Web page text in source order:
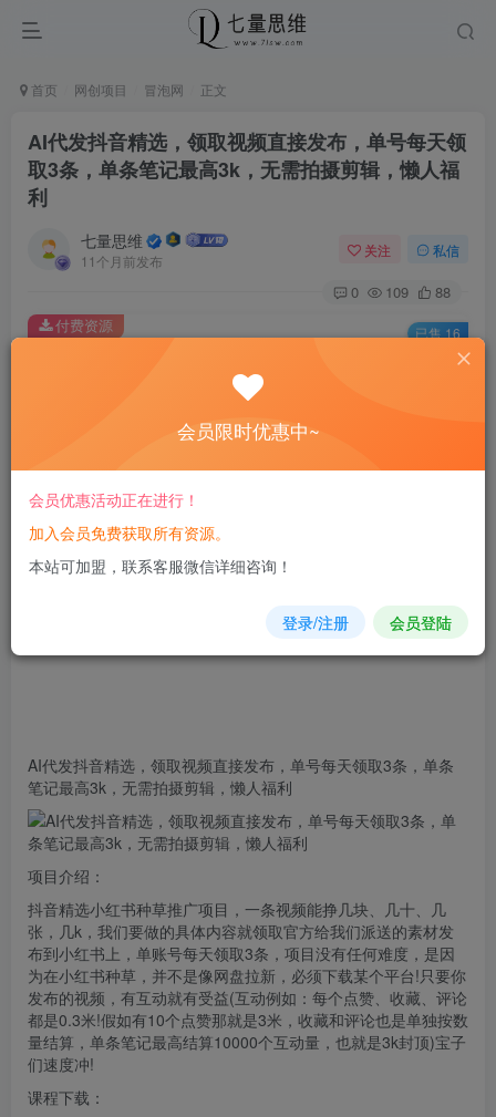
首页 网创项目 冒泡网 正文
AI代发抖音精选，领取视频直接发布，单号每天领
取3条，单条笔记最高3k，无需拍摄剪辑，懒人福
利
七量思维
11个月前发布
关注 私信
0 109 88
此内容为付费资源，请付费后查看
￥8.8
黄金会员免费 钻石会员免费
您当前未登录！建议登陆后购买，可保存购买订单
付费资源 已售 16
AI代发抖音精选， 领取视频直接发布，单号每天领取3条， 单条
笔记最高3k ，无需拍摄剪辑，懒人福利
项目介绍：
抖音精选小红书种草推广项目，一条视频能挣几块、几十、几
张，几k，我们要做的具体内容就领取官方给我们派送的素材发
布到小红书上，单账号每天领取3条，项目没有任何难度，是因
为在小红书种草，并不是像网盘拉新，必须下载某个平台!只要你
发布的视频，有互动就有受益(互动例如：每个点赞、收藏、评论
都是0.3米!假如有10个点赞那就是3米，收藏和评论也是单独按数
量结算，单条笔记最高结算10000个互动量，也就是3k封顶)宝子
们速度冲!
课程下载：
会员限时优惠中~
会员优惠活动正在进行！
加入会员免费获取所有资源。
本站可加盟，联系客服微信详细咨询！
登录/注册 会员登陆